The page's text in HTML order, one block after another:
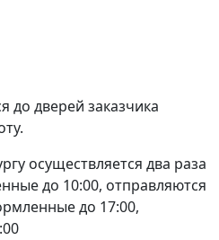
до дверей заказчика
осуществляется два раза
до 10:00, отправляются
до 17:00,